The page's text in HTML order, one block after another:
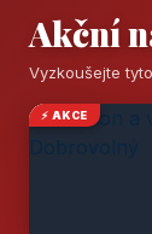
Akční
Vyzkoušejte
⚡ AKCE